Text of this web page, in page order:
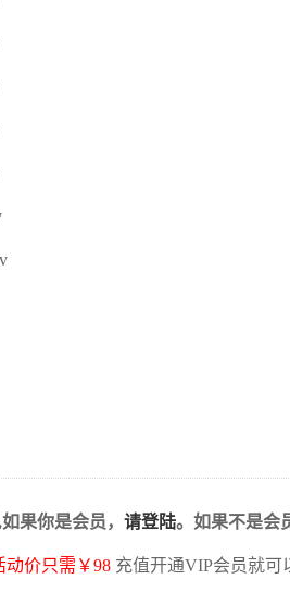
果你是会员， 请登陆。如果不是会
动价只需￥98 充值开通VIP会员就可